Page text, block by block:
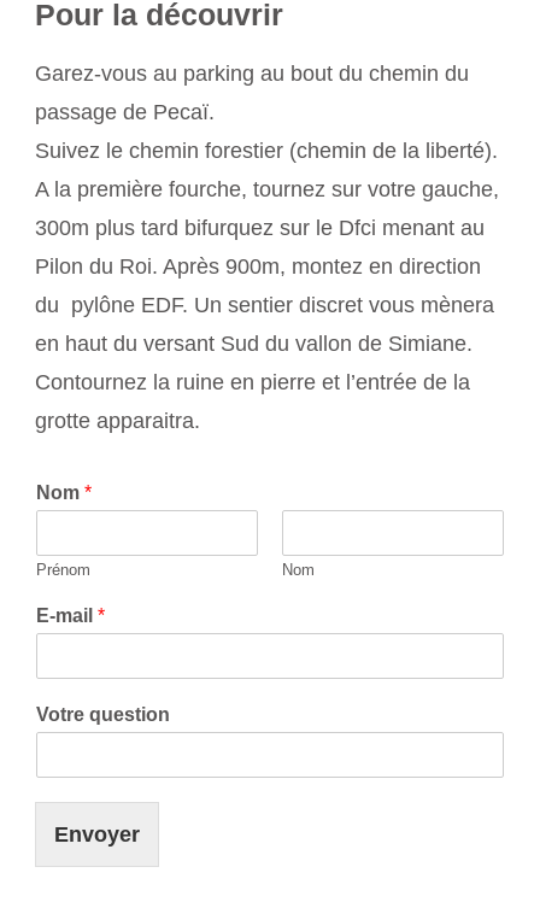
Pour la découvrir
Garez-vous au parking au bout du chemin du
passage de Pecaï.
Suivez le chemin forestier (chemin de la liberté).
A la première fourche, tournez sur votre gauche,
300m plus tard bifurquez sur le Dfci menant au
Pilon du Roi. Après 900m, montez en direction
du pylône EDF. Un sentier discret vous mènera
en haut du versant Sud du vallon de Simiane.
Contournez la ruine en pierre et l’entrée de la
grotte apparaitra.
Nom *
Prénom Nom
E-mail *
Votre question
Envoyer